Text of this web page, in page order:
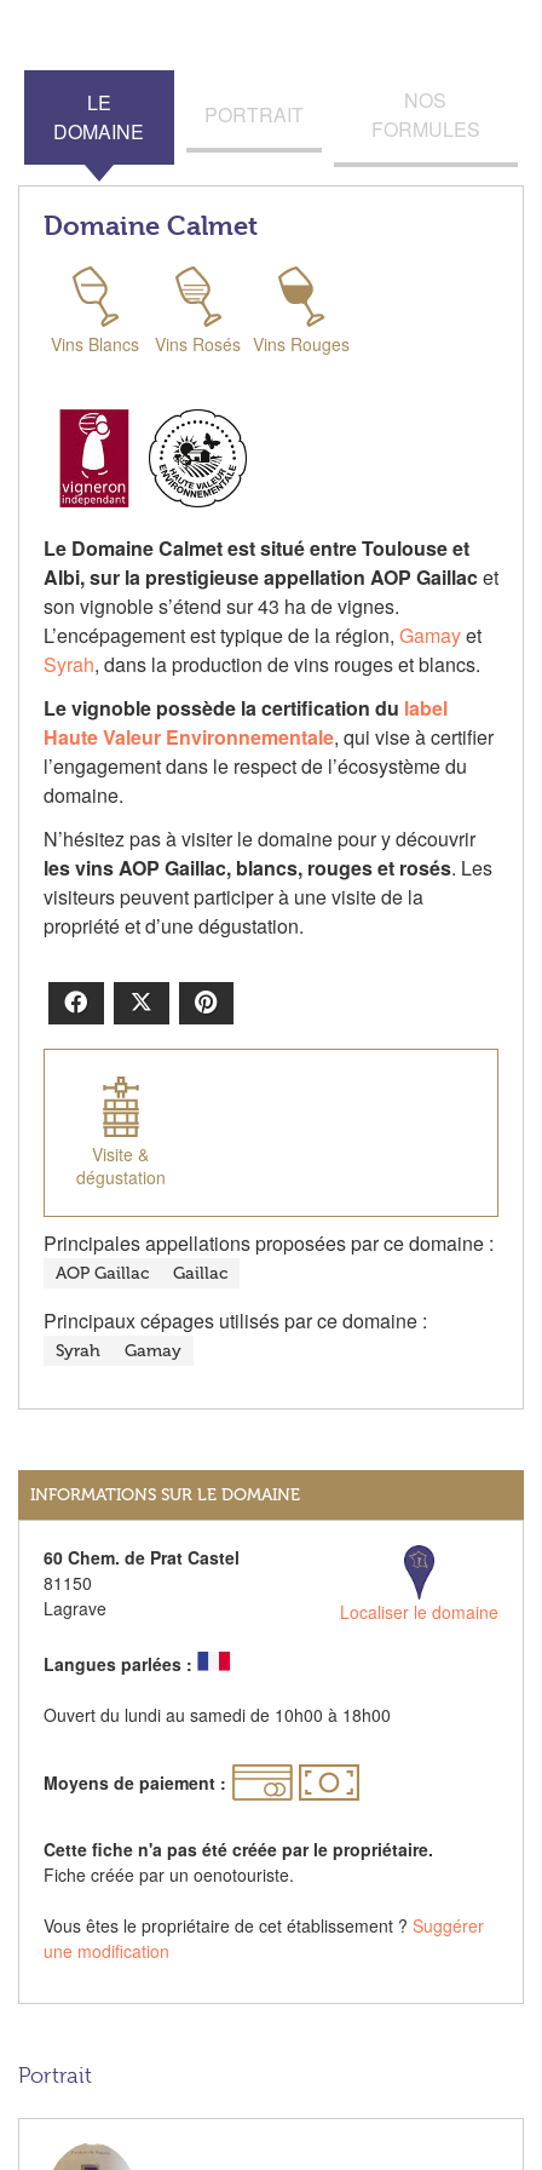
LE
DOMAINE
PORTRAIT
NOS
FORMULES
Domaine Calmet
Vins Blancs Vins Rosés Vins Rouges
Le Domaine Calmet est situé entre Toulouse et
Albi, sur la prestigieuse appellation AOP Gaillacet
son vignoble s’étend sur 43 ha de vignes.
L’encépagement est typique de la région, Gamayet
Syrah, dans la production de vins rouges et blancs.
Le vignoble possède la certification du label
Haute Valeur Environnementale, qui vise à certifier
l’engagement dans le respect de l’écosystème du
domaine.
N’hésitez pas à visiter le domaine pour y découvrir
les vins AOP Gaillac, blancs, rouges et rosés. Les
visiteurs peuvent participer à une visite de la
propriété et d’une dégustation.
Facebook
Visite &
dégustation
Principales appellations proposées par ce domaine :
AOP Gaillac Gaillac
Principaux cépages utilisés par ce domaine :
Syrah Gamay
INFORMATIONS SUR LE DOMAINE
60 Chem. de Prat Castel
81150
Lagrave
Localiser le domaine
Langues parlées :
Ouvert du lundi au samedi de 10h00 à 18h00
Moyens de paiement :
Cette fiche n'a pas été créée par le propriétaire.
Fiche créée par un oenotouriste.
Vous êtes le propriétaire de cet établissement ? Suggérer
une modification
Portrait